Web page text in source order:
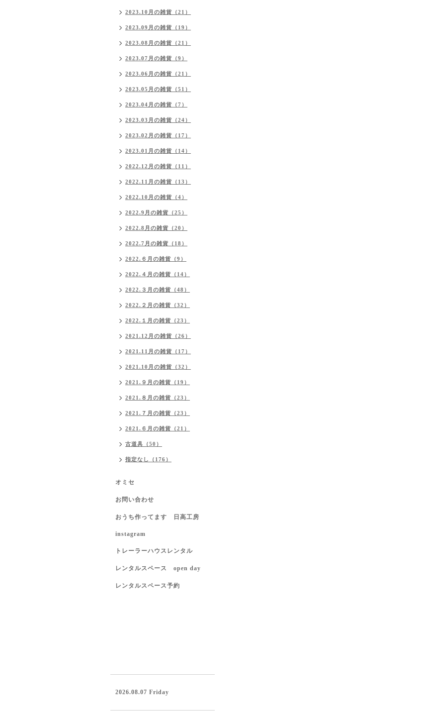
2023.10月の雑貨（21）
2023.09月の雑貨（19）
2023.08月の雑貨（21）
2023.07月の雑貨（9）
2023.06月の雑貨（21）
2023.05月の雑貨（51）
2023.04月の雑貨（7）
2023.03月の雑貨（24）
2023.02月の雑貨（17）
2023.01月の雑貨（14）
2022.12月の雑貨（11）
2022.11月の雑貨（13）
2022.10月の雑貨（4）
2022.9月の雑貨（25）
2022.8月の雑貨（20）
2022.7月の雑貨（18）
2022.６月の雑貨（9）
2022.４月の雑貨（14）
2022.３月の雑貨（48）
2022.２月の雑貨（32）
2022.１月の雑貨（23）
2021.12月の雑貨（26）
2021.11月の雑貨（17）
2021.10月の雑貨（32）
2021.９月の雑貨（19）
2021.８月の雑貨（23）
2021.７月の雑貨（23）
2021.６月の雑貨（21）
古道具（50）
指定なし（176）
オミセ
お問い合わせ
おうち作ってます 日高工房
instagram
トレーラーハウスレンタル
レンタルスペース open day
レンタルスペース予約
2026.08.07 Friday